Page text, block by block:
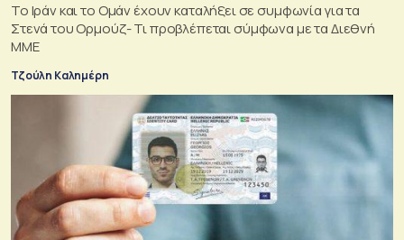
Το Ιράν και το Ομάν έχουν καταλήξει σε συμφωνία για τα
Στενά του Ορμούζ- Τι προβλέπεται σύμφωνα με τα Διεθνή
ΜΜΕ
Τζούλη Καλημέρη